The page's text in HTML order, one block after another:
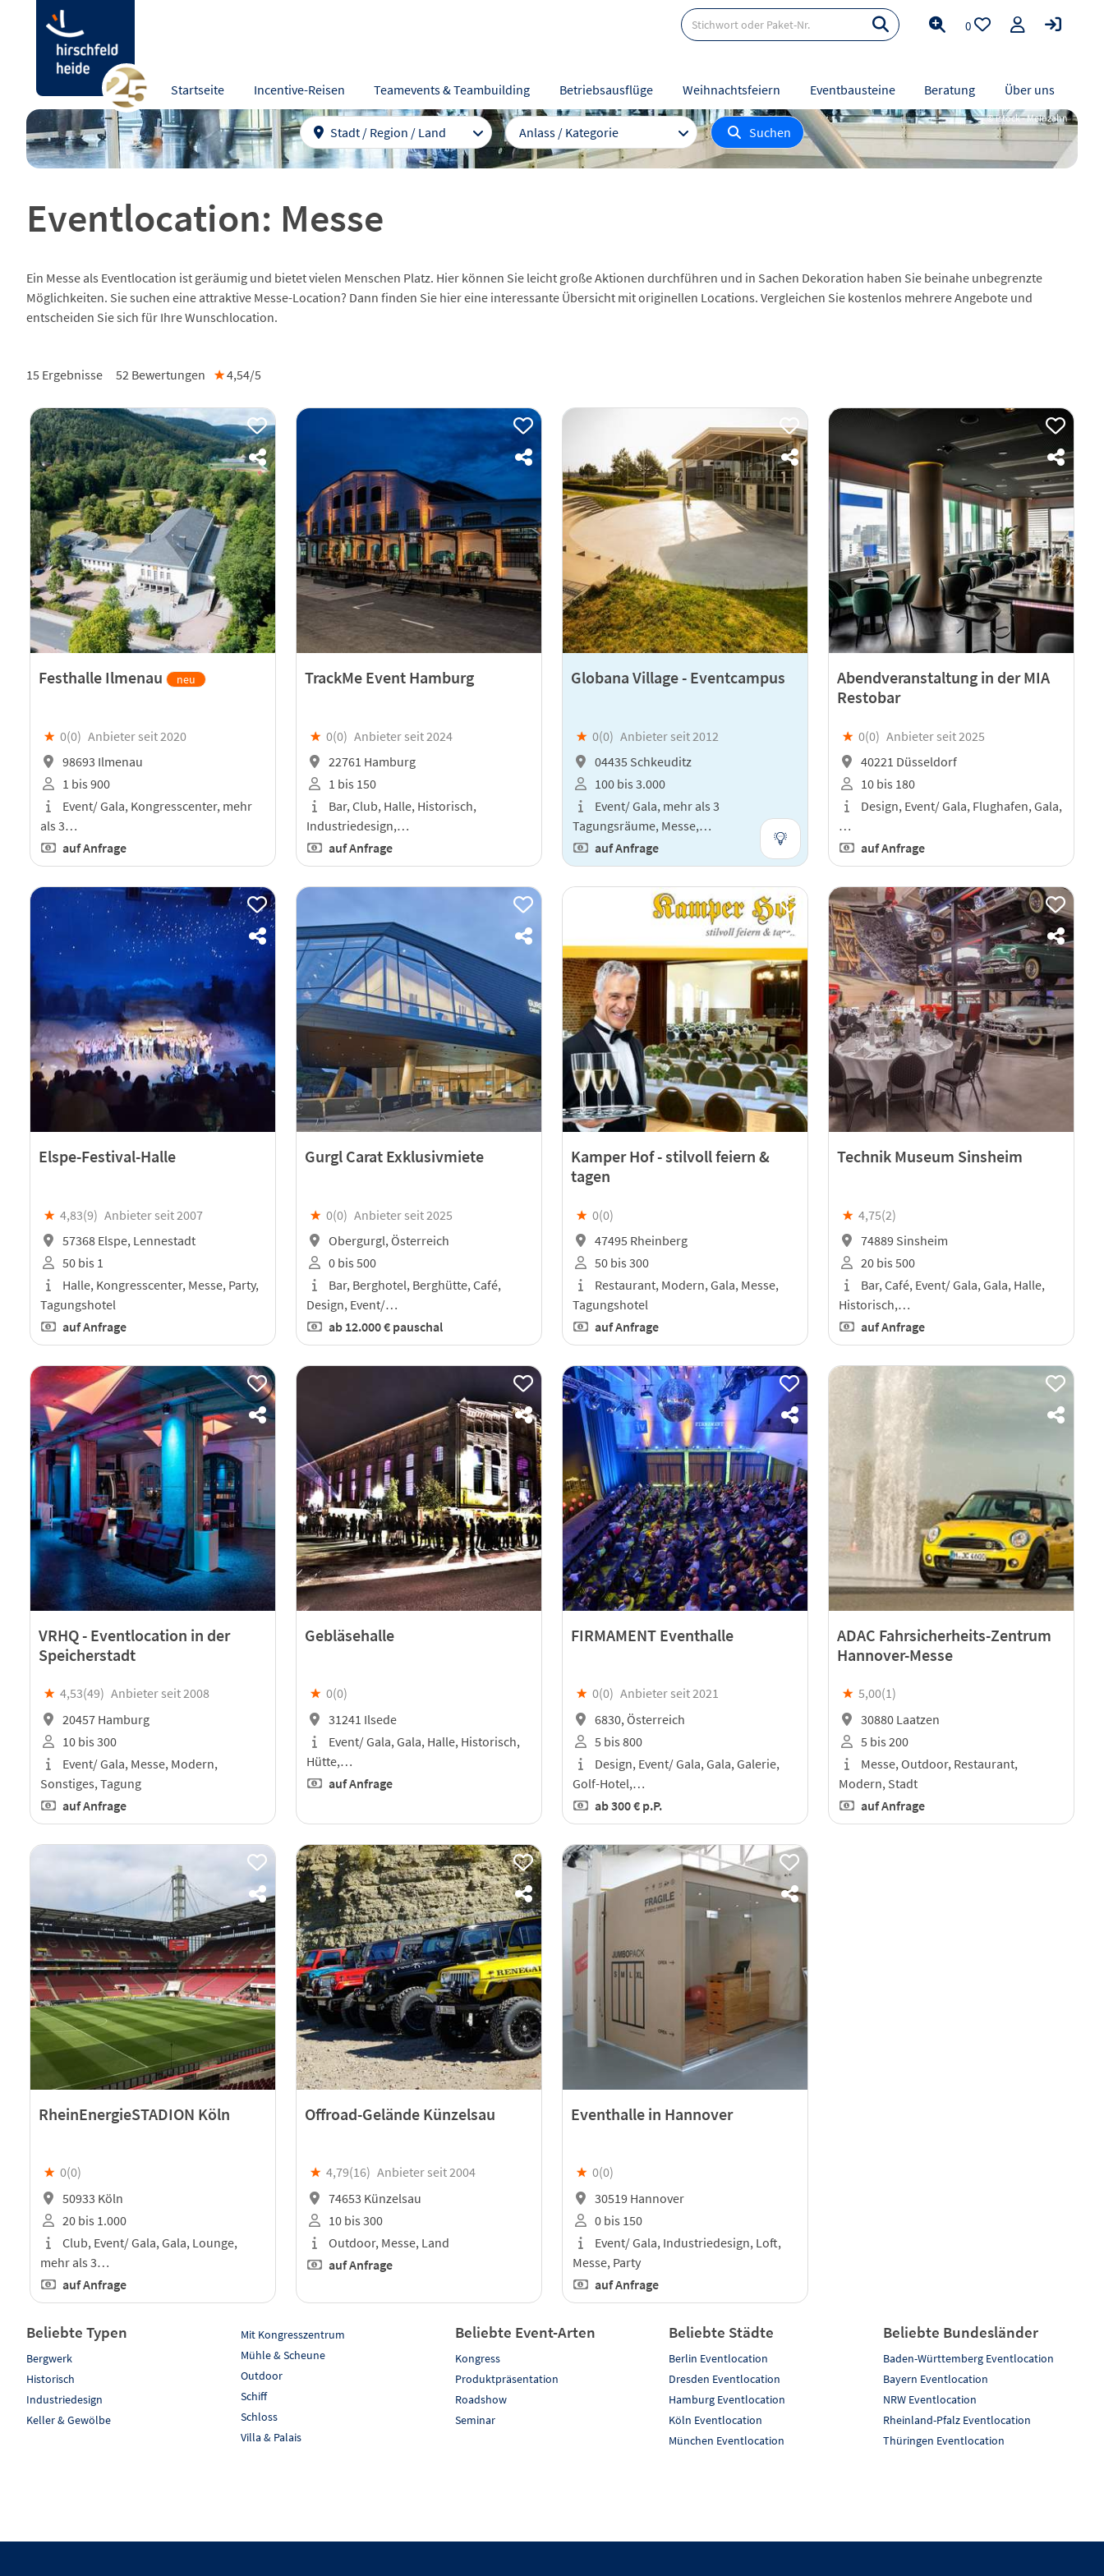
Startseite Incentive-Reisen Teamevents & Teambuilding Betriebsausflüge Weihnachtsfeiern Eventbausteine Beratung Über uns
0
© istock - Meinzahn
Stadt / Region / Land Anlass / Kategorie Suchen
Eventlocation: Messe
Ein Messe als Eventlocation ist geräumig und bietet vielen Menschen Platz. Hier können Sie leicht große Aktionen durchführen und in Sachen Dekoration haben Sie beinahe unbegrenzte
Möglichkeiten. Sie suchen eine attraktive Messe-Location? Dann finden Sie hier eine interessante Übersicht mit originellen Locations. Vergleichen Sie kostenlos mehrere Angebote und
entscheiden Sie sich für Ihre Wunschlocation.
15 Ergebnisse 52 Bewertungen ★4,54/5
Festhalle Ilmenau neu
★ 0(0) Anbieter seit 2020
98693 Ilmenau
1 bis 900
Event/ Gala, Kongresscenter, mehr
als 3…
auf Anfrage
TrackMe Event Hamburg
★ 0(0) Anbieter seit 2024
22761 Hamburg
1 bis 150
Bar, Club, Halle, Historisch,
Industriedesign,…
auf Anfrage
Globana Village - Eventcampus
★ 0(0) Anbieter seit 2012
04435 Schkeuditz
100 bis 3.000
Event/ Gala, mehr als 3
Tagungsräume, Messe,…
auf Anfrage
Abendveranstaltung in der MIA
Restobar
★ 0(0) Anbieter seit 2025
40221 Düsseldorf
10 bis 180
Design, Event/ Gala, Flughafen, Gala,
…
auf Anfrage
Elspe-Festival-Halle
★ 4,83(9) Anbieter seit 2007
57368 Elspe, Lennestadt
50 bis 1
Halle, Kongresscenter, Messe, Party,
Tagungshotel
auf Anfrage
Gurgl Carat Exklusivmiete
★ 0(0) Anbieter seit 2025
Obergurgl, Österreich
0 bis 500
Bar, Berghotel, Berghütte, Café,
Design, Event/…
ab 12.000 € pauschal
Kamper Hof - stilvoll feiern &
tagen
★ 0(0)
47495 Rheinberg
50 bis 300
Restaurant, Modern, Gala, Messe,
Tagungshotel
auf Anfrage
Technik Museum Sinsheim
★ 4,75(2)
74889 Sinsheim
20 bis 500
Bar, Café, Event/ Gala, Gala, Halle,
Historisch,…
auf Anfrage
VRHQ - Eventlocation in der
Speicherstadt
★ 4,53(49) Anbieter seit 2008
20457 Hamburg
10 bis 300
Event/ Gala, Messe, Modern,
Sonstiges, Tagung
auf Anfrage
Gebläsehalle
★ 0(0)
31241 Ilsede
Event/ Gala, Gala, Halle, Historisch,
Hütte,…
auf Anfrage
FIRMAMENT Eventhalle
★ 0(0) Anbieter seit 2021
6830, Österreich
5 bis 800
Design, Event/ Gala, Gala, Galerie,
Golf-Hotel,…
ab300 € p.P.
ADAC Fahrsicherheits-Zentrum
Hannover-Messe
★ 5,00(1)
30880 Laatzen
5 bis 200
Messe, Outdoor, Restaurant,
Modern, Stadt
auf Anfrage
RheinEnergieSTADION Köln
★ 0(0)
50933 Köln
20 bis 1.000
Club, Event/ Gala, Gala, Lounge,
mehr als 3…
auf Anfrage
Offroad-Gelände Künzelsau
★ 4,79(16) Anbieter seit 2004
74653 Künzelsau
10 bis 300
Outdoor, Messe, Land
auf Anfrage
Eventhalle in Hannover
★ 0(0)
30519 Hannover
0 bis 150
Event/ Gala, Industriedesign, Loft,
Messe, Party
auf Anfrage
Beliebte Typen
Bergwerk
Historisch
Industriedesign
Keller & Gewölbe
Mit Kongresszentrum
Mühle & Scheune
Outdoor
Schiff
Schloss
Villa & Palais
Beliebte Event-Arten
Kongress
Produktpräsentation
Roadshow
Seminar
Beliebte Städte
Berlin Eventlocation
Dresden Eventlocation
Hamburg Eventlocation
Köln Eventlocation
München Eventlocation
Beliebte Bundesländer
Baden-Württemberg Eventlocation
Bayern Eventlocation
NRW Eventlocation
Rheinland-Pfalz Eventlocation
Thüringen Eventlocation